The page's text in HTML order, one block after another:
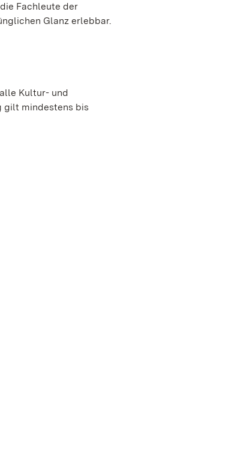
Fachleute der
Glanz erlebbar.
Kultur- und
gilt mindestens bis